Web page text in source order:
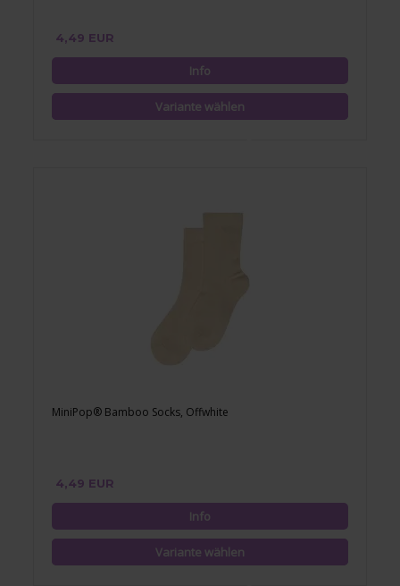
4,49 EUR
MiniPop® Bamboo Socks, Offwhite
4,49 EUR